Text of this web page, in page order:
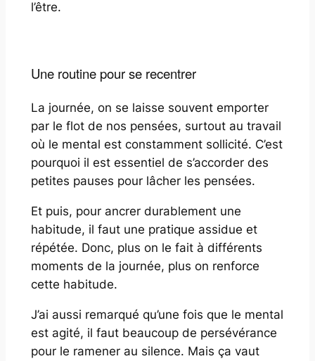
l’être.
Une routine pour se recentrer
La journée, on se laisse souvent emporter
par le flot de nos pensées, surtout au travail
où le mental est constamment sollicité. C’est
pourquoi il est essentiel de s’accorder des
petites pauses pour lâcher les pensées.
Et puis, pour ancrer durablement une
habitude, il faut une pratique assidue et
répétée. Donc, plus on le fait à différents
moments de la journée, plus on renforce
cette habitude.
J’ai aussi remarqué qu’une fois que le mental
est agité, il faut beaucoup de persévérance
pour le ramener au silence. Mais ça vaut